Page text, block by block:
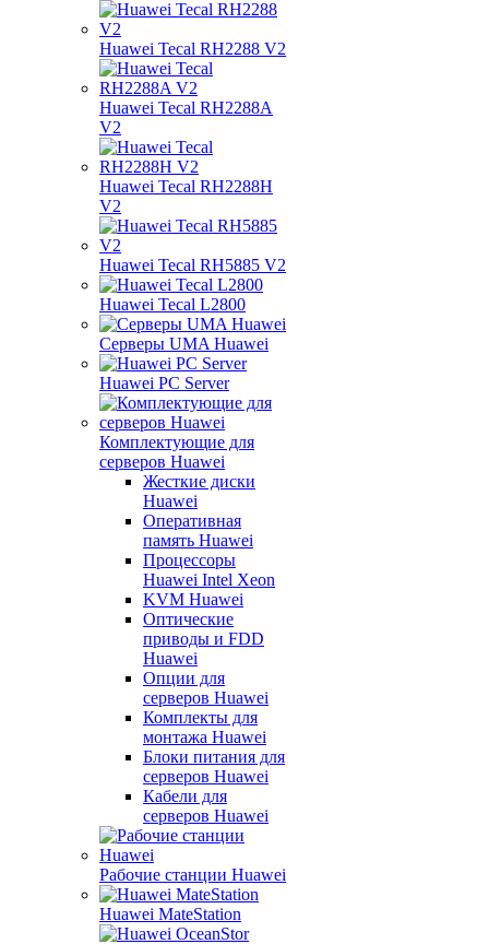
Huawei Tecal RH2288 V2
Huawei Tecal RH2288A
V2
Huawei Tecal RH2288H
V2
Huawei Tecal RH5885 V2
Huawei Tecal L2800
Серверы UMA Huawei
Huawei PC Server
Комплектующие для
серверов Huawei
Жесткие диски
Huawei
Оперативная
память Huawei
Процессоры
Huawei Intel Xeon
KVM Huawei
Оптические
приводы и FDD
Huawei
Опции для
серверов Huawei
Комплекты для
монтажа Huawei
Блоки питания для
серверов Huawei
Кабели для
серверов Huawei
Рабочие станции Huawei
Huawei MateStation